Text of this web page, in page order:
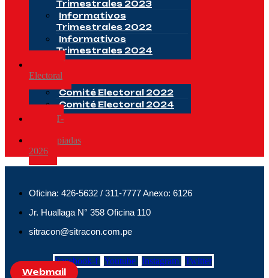
Trimestrales 2023
Informativos
Trimestrales 2022
Informativos
Trimestrales 2024
Comité
Electoral
Comité Electoral 2022
Comité Electoral 2024
CSST-
Olimpiadas
2026
Oficina: 426-5632 / 311-7777 Anexo: 6126
Jr. Huallaga N° 358 Oficina 110
sitracon@sitracon.com.pe
Facebook-f Youtube Instagram Twitter
Webmail